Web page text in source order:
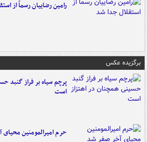
رامین رضاییان رسماً از
برگزیده عکس
پرچم سیاه بر فراز گنبد
است
حرم امیرالمومنین